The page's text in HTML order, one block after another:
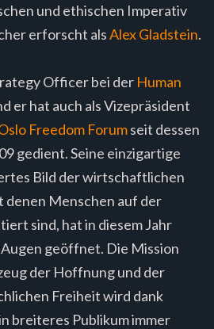
und ethischen Imperativ
erforscht alsAlex Gladstein.
Officer bei der Human
er hat auch als Vizepräsident
Freedom Forumseit dessen
gedient. Seine einzigartige
Bild der wirtschaftlichen
denen Menschen auf der
sind, hat in diesem Jahr
geöffnet. Die Mission
der Hoffnung und der
Freiheit wird dank
breiteres Publikum immer